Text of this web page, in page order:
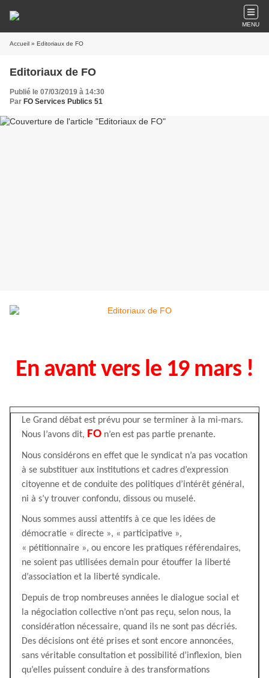
MENU
Accueil » Editoriaux de FO
Editoriaux de FO
Publié le 07/03/2019 à 14:30
Par FO Services Publics 51
En avant vers le 19 mars !
Le Grand débat est prévu pour se terminer à la mi-mars.
Nous l’avons dit, FO n’en est pas partie prenante.
Nous considérons en effet que le syndicat n’a pas vocation
à se substituer aux institutions et cadres d’expression
citoyenne et de conduite des politiques d’intérêt général,
ni à s’y trouver confondu, dissous ou muselé.
Nous sommes aussi attentifs à ce que les idées de
démocratie « directe », « participative »,
« pétitionnaire », ou encore les pratiques référendaires,
ne soient pas utilisées demain pour étouffer la liberté
d’association et la liberté syndicale.
Depuis de trop nombreuses années le dialogue social et
la négociation collective n’ont pas reçu, selon nous, la
considération nécessaire, quand ils ne sont pas décriés.
Des décisions ont été prises et sont encore annoncées,
sans véritable consultation et possibilité d’inflexion, bien
qu’elles puissent conduire à des transformations